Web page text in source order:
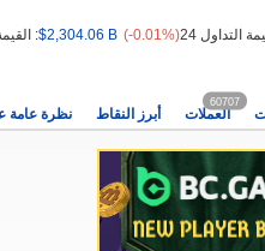
القيمة السوقية :$2,304.06 B (-0.01%)
نظرة عامة أبرز النقاط العملات
60707